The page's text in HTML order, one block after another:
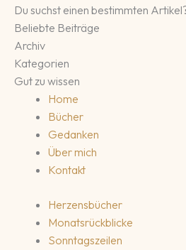
Du suchst einen bestimmten
Beliebte Beiträge
Archiv
Kategorien
Gut zu wissen
Home
Bücher
Gedanken
Über mich
Kontakt
Herzensbücher
Monatsrückblicke
Sonntagszeilen